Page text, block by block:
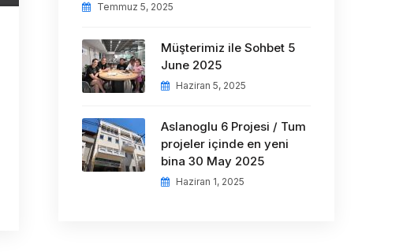
Temmuz 5, 2025
Müşterimiz ile Sohbet 5
June 2025
Haziran 5, 2025
Aslanoglu 6 Projesi / Tum
projeler içinde en yeni
bina 30 May 2025
Haziran 1, 2025